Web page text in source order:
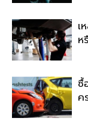
เ
ห
ซื้
ค